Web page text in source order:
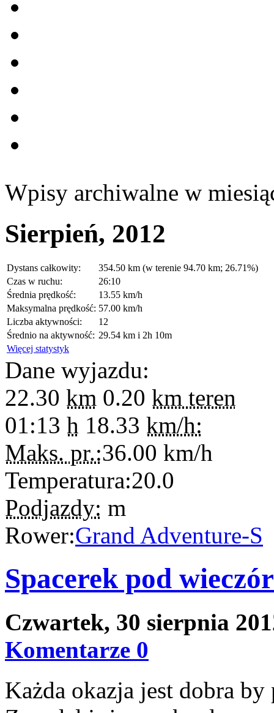
Wpisy archiwalne w
Sierpień, 2012
Dystans całkowity:
354.50 km (w terenie 94.70 km; 26.71%)
Czas w ruchu:
26:10
Średnia prędkość:
13.55 km/h
Maksymalna prędkość: 57.00 km/h
Liczba aktywności:
12
Średnio na aktywność: 29.54 km i 2h 10m
Więcej statystyk
Dane wyjazdu:
22.30 km 0.20 km teren
01:13 h 18.33 km/h:
Maks. pr.:36.00 km/h
Temperatura:20.0
Podjazdy: m
Rower:Grand Adventure-S
Spacerek pod
Czwartek, 30 sierpnia
Komentarze 0
Każda okazja jest dobra